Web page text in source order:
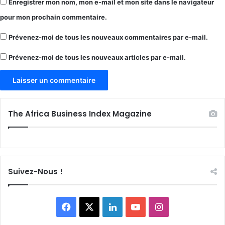
Enregistrer mon nom, mon e-mail et mon site dans le navigateur
pour mon prochain commentaire.
Prévenez-moi de tous les nouveaux commentaires par e-mail.
Prévenez-moi de tous les nouveaux articles par e-mail.
The Africa Business Index Magazine
Suivez-Nous !
Facebook LinkedinYouTubeInstagram